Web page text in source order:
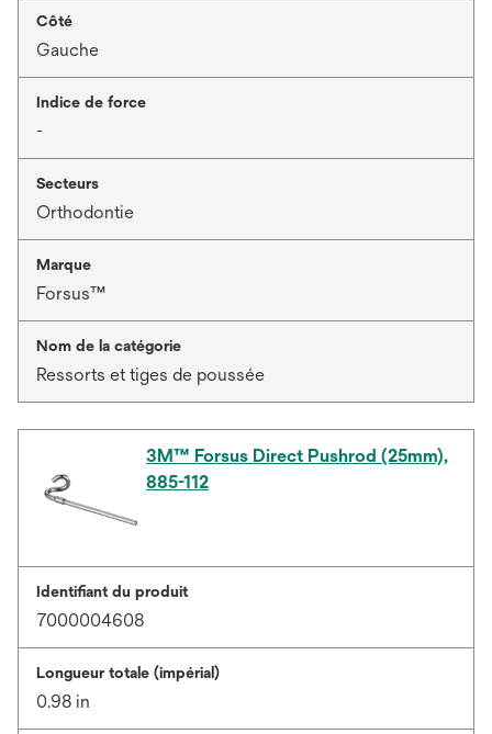
Côté
Gauche
Indice de force
-
Secteurs
Orthodontie
Marque
Forsus™
Nom de la catégorie
Ressorts et tiges de poussée
3M™ Forsus Direct Pushrod (25mm),
885-112
Identifiant du produit
7000004608
Longueur totale (impérial)
0.98 in